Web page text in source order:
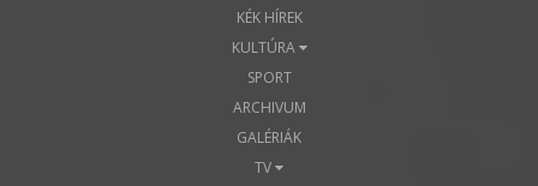
KÉK HÍREK
KULTÚRA
SPORT
ARCHIVUM
GALÉRIÁK
TV